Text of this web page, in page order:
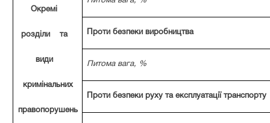
Окремі
розділи та
види
кримінальних
правопорушень
Проти безпеки виробництва
Питома вага, %
Проти безпеки руху та експлуатації транспорту